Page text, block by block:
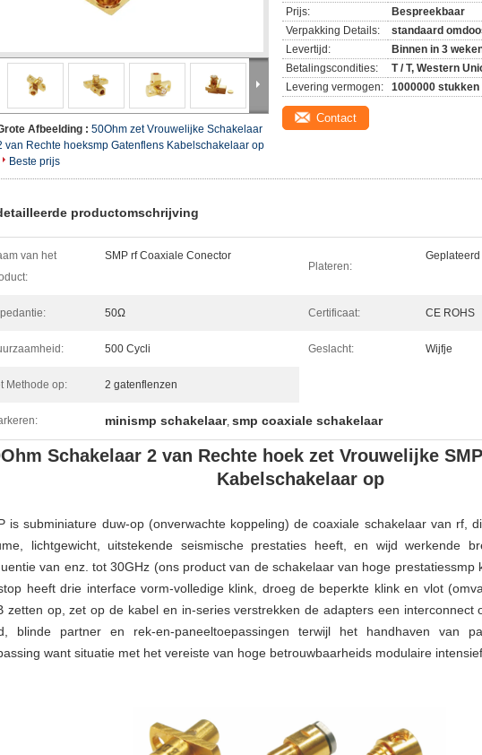
Afbeelding : 50Ohm zet Vrouwelijke Schakelaar
van Rechte hoeksmp Gatenflens Kabelschakelaar op
Beste prijs
Prijs:
Bespreekbaar
Verpakking Details:
standaard
Levertijd:
Binnen in 3
Betalingscondities:
T / T, Western
Levering vermogen:
1000000 stukken
Contact
productomschrijving
van het
SMP rf Coaxiale Conector
Plateren:
Geplateerd
50Ω Certificaat: CE ROHS
500 Cycli Geslacht: Wijfje
Methode op: 2 gatenflenzen
minismp schakelaar, smp coaxiale schakelaar
Schakelaar 2 van Rechte hoek zet Vrouwelijke
Kabelschakelaar op
is subminiature duw-op (onverwachte koppeling) de coaxiale schakelaar van rf,
lichtgewicht, uitstekende seismische prestaties heeft, en wijd werkende
van enz. tot 30GHz (ons product van de schakelaar van hoge prestatiessmp
heeft drie interface vorm-volledige klink, droeg de beperkte klink en vlot
zetten op, zet op de kabel en in-series verstrekken de adapters een interconnect
blinde partner en rek-en-paneeltoepassingen terwijl het handhaven van
want situatie met het vereiste van hoge betrouwbaarheids modulaire